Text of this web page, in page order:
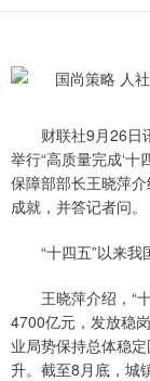
财联社9月26日讯
举行“高质量完成‘十
保障部部长王晓萍
成就，并答记者问。
“十四五”以来我
王晓萍介绍，“十
4700亿元，发放稳
业局势保持总体稳
升。截至8月底，城